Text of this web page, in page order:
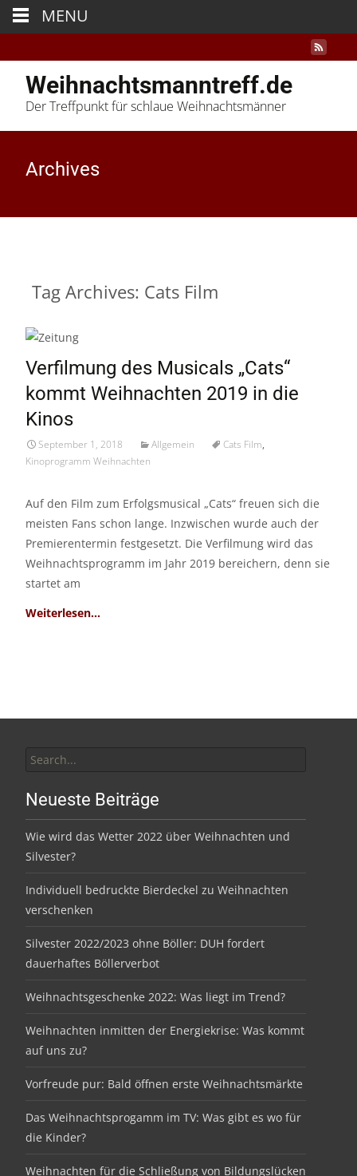
Weihnachtsmanntreff.de
Der Treffpunkt für schlaue Weihnachtsmänner
Archives
Tag Archives: Cats Film
01
Sep./18
Verfilmung des Musicals „Cats“
kommt Weihnachten 2019 in die
Kinos
September 1, 2018 Allgemein Cats Film,
Kinoprogramm Weihnachten
Auf den Film zum Erfolgsmusical „Cats“ freuen sich die
meisten Fans schon lange. Inzwischen wurde auch der
Premierentermin festgesetzt. Die Verfilmung wird das
Weihnachtsprogramm im Jahr 2019 bereichern, denn sie
startet am
for:
Neueste Beiträge
Wie wird das Wetter 2022 über Weihnachten und
Silvester?
Individuell bedruckte Bierdeckel zu Weihnachten
verschenken
Silvester 2022/2023 ohne Böller: DUH fordert
dauerhaftes Böllerverbot
Weihnachtsgeschenke 2022: Was liegt im Trend?
Weihnachten inmitten der Energiekrise: Was kommt
auf uns zu?
Vorfreude pur: Bald öffnen erste Weihnachtsmärkte
Das Weihnachtsprogamm im TV: Was gibt es wo für
die Kinder?
Weihnachten für die Schließung von Bildungslücken
MENU